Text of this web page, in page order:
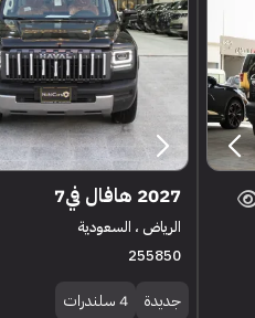
2027 هافال في7
الرياض ، السعودية
255850
جديدة
4 سلندرات